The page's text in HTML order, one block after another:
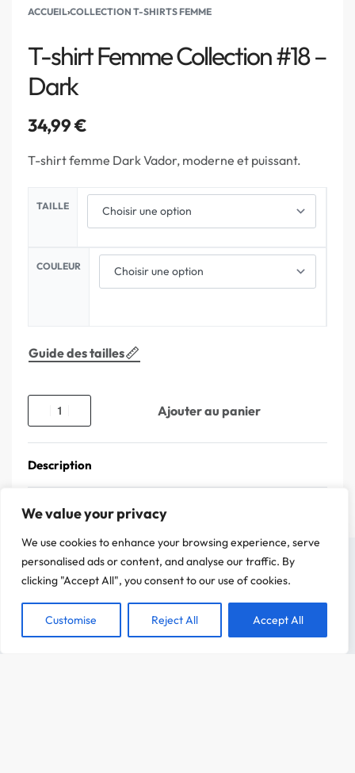
We value your privacy
We use cookies to enhance your browsing experience, serve
personalised ads or content, and analyse our traffic. By
clicking "Accept All", you consent to our use of cookies.
Customise Reject All Accept All
ACCUEIL›COLLECTION T-SHIRTS FEMME
T-shirt Femme Collection #18 –
Dark
34,99€
T-shirt femme Dark Vador, moderne et puissant.
TAILLE
COULEUR
Guide des tailles
Ajouter au panier
Description
On a attendu d'être sûr que le contenu de notre site vous intéresse avant de
C'est OK pour vous ?
ACCEPTER